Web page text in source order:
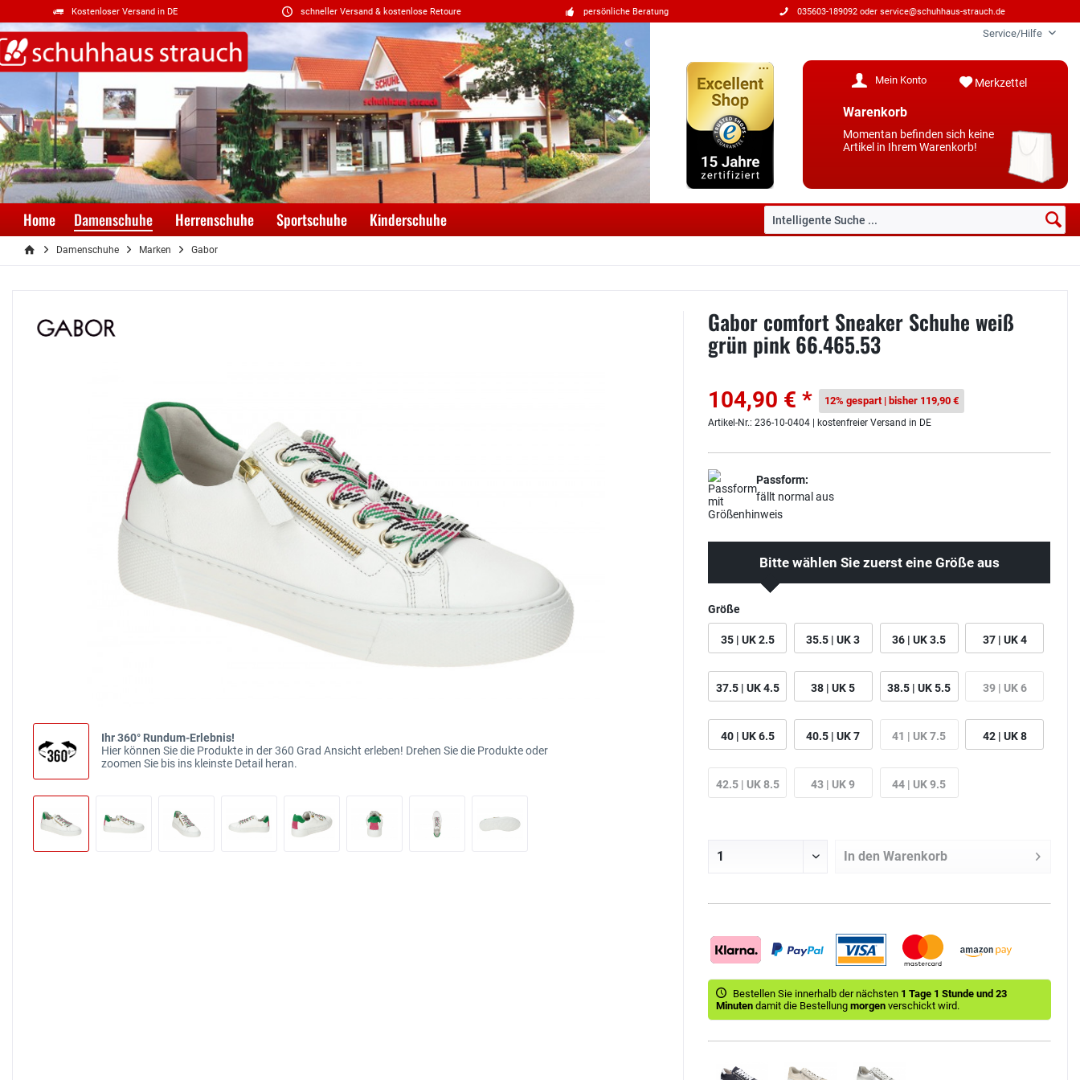
Kostenloser Versand in DE schneller Versand & kostenlose Retoure persönliche Beratung 035603-189092 oder service@schuhhaus-strauch.de
Service/Hilfe
Merkzettel
Mein Konto
Warenkorb
Momentan befinden sich keine
Artikel in Ihrem Warenkorb!
Home Damenschuhe Herrenschuhe Sportschuhe Kinderschuhe
Damenschuhe Marken Gabor
Ihr 360° Rundum-Erlebnis!
Hier können Sie die Produkte in der 360 Grad Ansicht erleben! Drehen Sie die Produkte oder
zoomen Sie bis ins kleinste Detail heran.
Gabor comfort Sneaker Schuhe weiß
grün pink 66.465.53
104,90 € * 12% gespart | bisher 119,90 €
Artikel-Nr.: 236-10-0404 | kostenfreier Versand in DE
Passform:
fällt normal aus
Bitte wählen Sie zuerst eine Größe aus
Größe
35 | UK 2.5 35.5 | UK 3 36 | UK 3.5 37 | UK 4
37.5 | UK 4.5 38 | UK 5 38.5 | UK 5.5 39 | UK 6
40 | UK 6.5 40.5 | UK 7 41 | UK 7.5 42 | UK 8
42.5 | UK 8.5 43 | UK 9 44 | UK 9.5
In den Warenkorb
Bestellen Sie innerhalb der nächsten 1 Tage 1 Stunde und 23
Minutendamit die Bestellungmorgen verschickt wird.